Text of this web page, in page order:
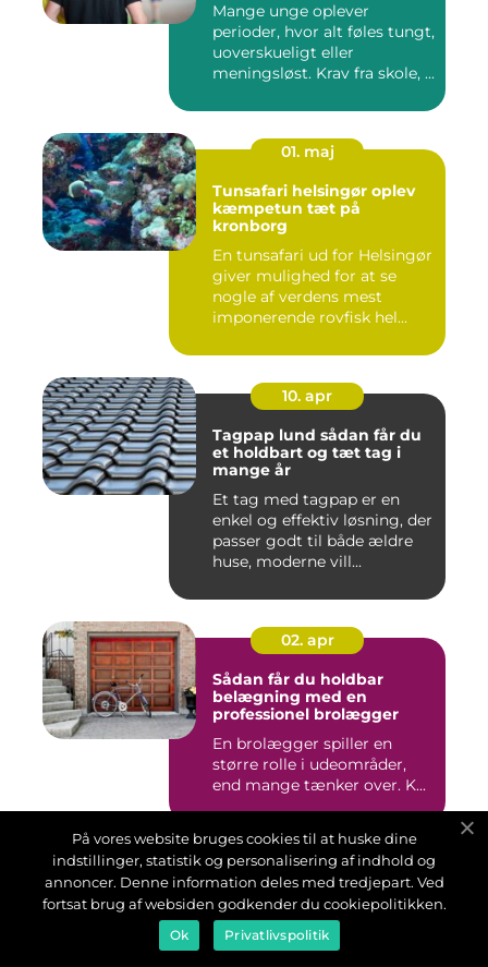
Mange unge oplever
perioder, hvor alt føles tungt,
uoverskueligt eller
meningsløst. Krav fra skole, ...
01. maj
Tunsafari helsingør oplev
kæmpetun tæt på
kronborg
En tunsafari ud for Helsingør
giver mulighed for at se
nogle af verdens mest
imponerende rovfisk hel...
10. apr
Tagpap lund sådan får du
et holdbart og tæt tag i
mange år
Et tag med tagpap er en
enkel og effektiv løsning, der
passer godt til både ældre
huse, moderne vill...
02. apr
Sådan får du holdbar
belægning med en
professionel brolægger
En brolægger spiller en
større rolle i udeområder,
end mange tænker over. K...
03. mar
Udlejning af toilet til
byggeri, renovering og
events
På vores website bruges cookies til at huske dine
indstillinger, statistik og personalisering af indhold og
annoncer. Denne information deles med tredjepart. Ved
fortsat brug af websiden godkender du cookiepolitikken.
Ok Privatlivspolitik